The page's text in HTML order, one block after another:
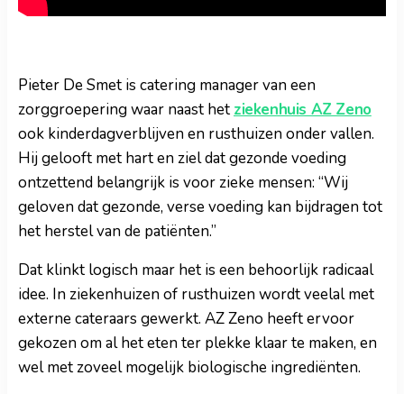
Pieter De Smet is catering manager van een
zorggroepering waar naast het ziekenhuis AZ Zeno
ook kinderdagverblijven en rusthuizen onder vallen.
Hij gelooft met hart en ziel dat gezonde voeding
ontzettend belangrijk is voor zieke mensen: “Wij
geloven dat gezonde, verse voeding kan bijdragen tot
het herstel van de patiënten.”
Dat klinkt logisch maar het is een behoorlijk radicaal
idee. In ziekenhuizen of rusthuizen wordt veelal met
externe cateraars gewerkt. AZ Zeno heeft ervoor
gekozen om al het eten ter plekke klaar te maken, en
wel met zoveel mogelijk biologische ingrediënten.